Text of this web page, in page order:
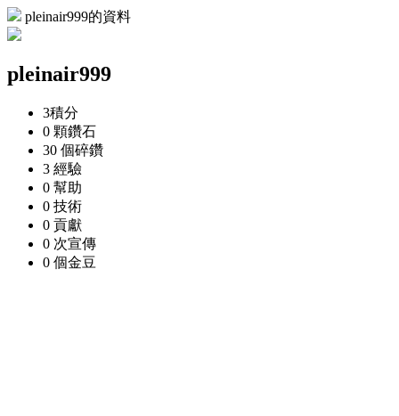
pleinair999的資料
pleinair999
3積分
0 顆鑽石
30 個碎鑽
3 經驗
0 幫助
0 技術
0 貢獻
0 次宣傳
0 個金豆